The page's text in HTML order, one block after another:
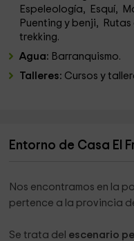
Espeleología, Esquí,
Puenting y benji,
trekking.
Agua: Barranquismo.
Talleres: Cursos y
Entorno de Casa El
Nos encontramos en la
pertence a la provincia
Se trata del escenario